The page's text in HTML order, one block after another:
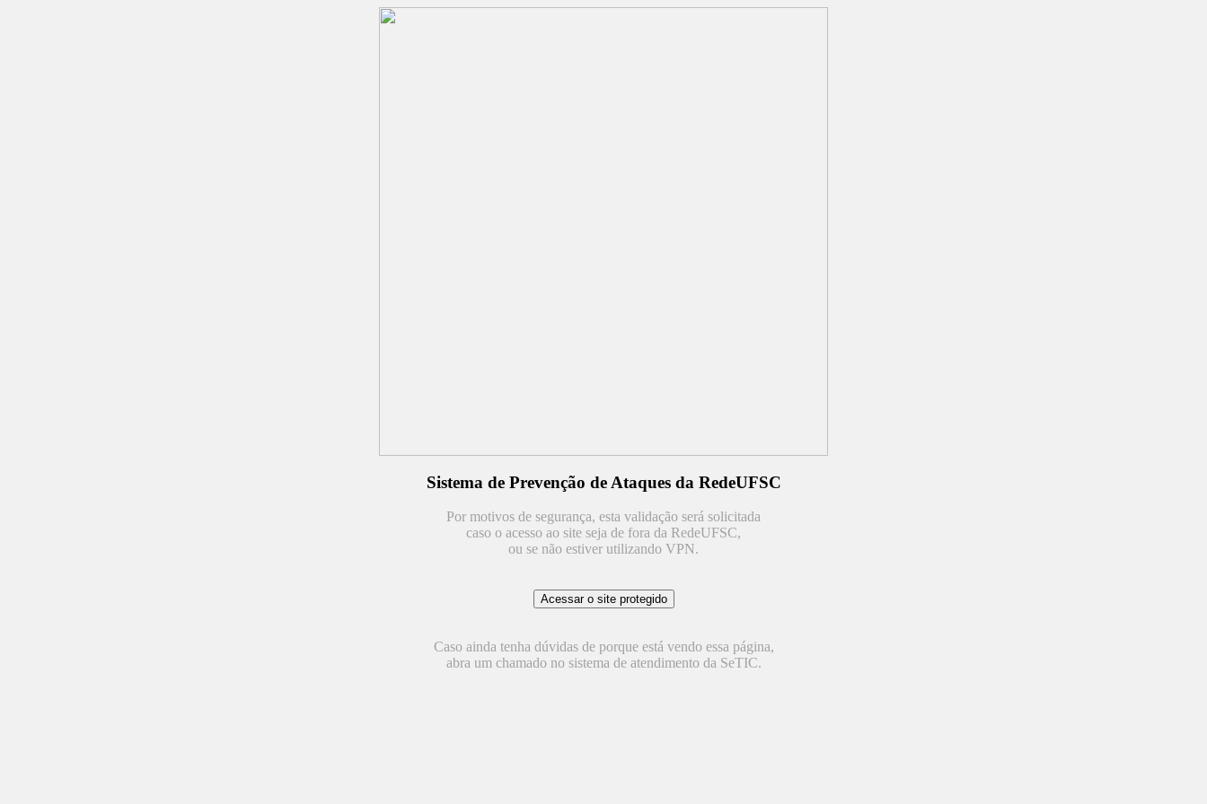
Sistema de Prevenção de Ataques da RedeUFSC
Por motivos de segurança, esta validação será solicitada
caso o acesso ao site seja de fora da RedeUFSC,
ou se não estiver utilizando VPN.
Caso ainda tenha dúvidas de porque está vendo essa página,
abra um chamado no sistema de atendimento da SeTIC.